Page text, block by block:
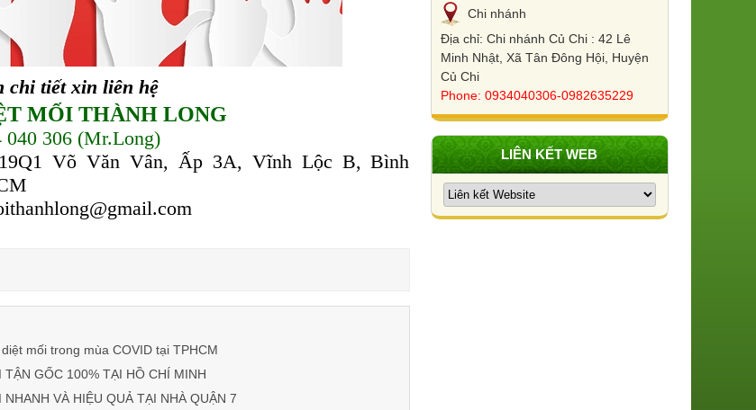
chi tiết xin liên hệ
MỐI THÀNH LONG
040 306 (Mr.Long)
Võ Văn Vân, Ấp 3A, Vĩnh Lộc B, Bình
mối trong mùa COVID tại TPHCM
TẬN GỐC 100% TẠI HỒ CHÍ MINH
NHANH VÀ HIỆU QUẢ TẠI NHÀ QUẬN 7
Chi nhánh
Địa chỉ: Chi nhánh Củ Chi : 42 Lê
Minh Nhật, Xã Tân Đông Hội, Huyện
Củ Chi
Phone: 0934040306-0982635229
LIÊN KẾT WEB